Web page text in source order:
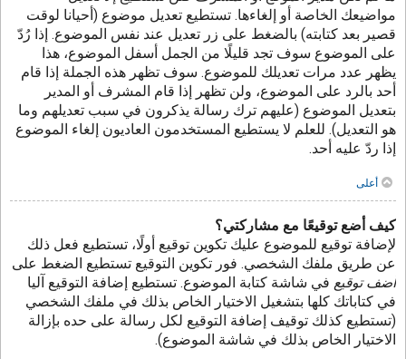
مواضيعك الخاصة أو إلغاءها. تستطيع تعديل موضوع (أحيانا لوقت
قصير بعد كتابته) بالضغط على زر تعديل عند نفس الموضوع. إذا رُدّ
على الموضوع سوف تجد قليلًا من الجمل أسفل الموضوع، هذا
يظهر عدد مرات تعديلك للموضوع. سوف تظهر هذه الجملة إذا قام
أحد بالرد على الموضوع، ولن تظهر إذا قام المشرف أو المدير
بتعديل الموضوع (عليهم ترك رسالة يذكرون في سبب تعديلهم وما
هو التعديل). للعلم لا يستطيع المستخدمون العاديون إلغاء الموضوع
إذا ردّ عليه أحد.
أعلى
كيف أضع توقيعًا مع مشاركتي؟
لإضافة توقيع للموضوع عليك تكوين توقيع أولًا، تستطيع فعل ذلك
عن طريق ملفك الشخصي. فور تكوين التوقيع تستطيع الضغط على
أضف توقيع في شاشة كتابة الموضوع. تستطيع إضافة التوقيع آليا
في كتاباتك كلها بتشغيل الاختيار الخاص بذلك في ملفك الشخصي
(تستطيع كذلك توقيف إضافة التوقيع لكل رسالة على حده بإزالة
الاختيار الخاص بذلك في شاشة الموضوع).